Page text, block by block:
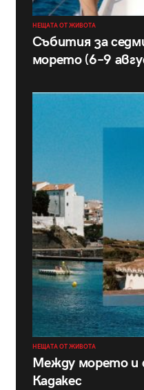
НЕЩАТА ОТ ЖИВОТА
Събития за
морето (6–9
НЕЩАТА ОТ ЖИВОТА
Между морето и
Кадакес